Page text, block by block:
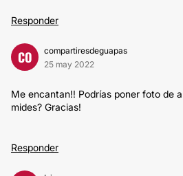
Responder
CO
compartiresdeguapas
25 may 2022
Me encantan!! Podrías poner foto de
mides? Gracias!
Responder